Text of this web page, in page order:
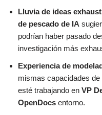
Lluvia de ideas
de pescado de IA
podrían haber pasado
investigación más
Experiencia de
mismas capacidades
esté trabajando en VP
OpenDocs entorno.